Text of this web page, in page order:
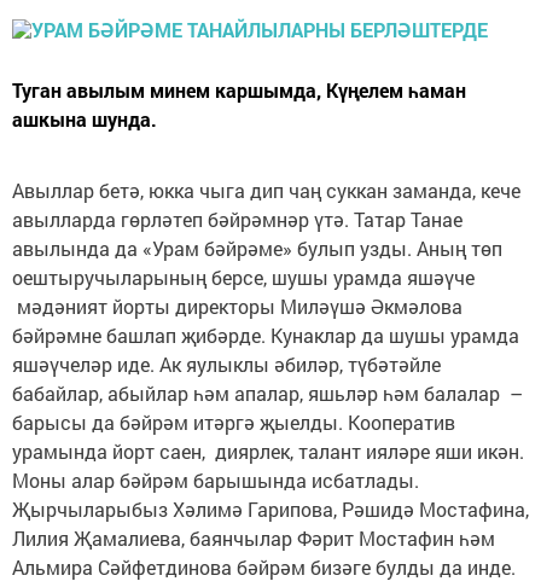
Туган авылым минем каршымда, Күңелем һаман
ашкына шунда.
Авыллар бетә, юкка чыга дип чаң суккан заманда, кече
авылларда гөрләтеп бәйрәмнәр үтә. Татар Танае
авылында да «Урам бәйрәме» булып узды. Аның төп
оештыручыларының берсе, шушы урамда яшәүче
мәдәният йорты директоры Миләүшә Әкмәлова
бәйрәмне башлап җибәрде. Кунаклар да шушы урамда
яшәүчеләр иде. Ак яулыклы әбиләр, түбәтәйле
бабайлар, абыйлар һәм апалар, яшьләр һәм балалар –
барысы да бәйрәм итәргә җыелды. Кооператив
урамында йорт саен, диярлек, талант ияләре яши икән.
Моны алар бәйрәм барышында исбатлады.
Җырчыларыбыз Хәлимә Гарипова, Рәшидә Мостафина,
Лилия Җамалиева, баянчылар Фәрит Мостафин һәм
Альмира Сәйфетдинова бәйрәм бизәге булды да инде.